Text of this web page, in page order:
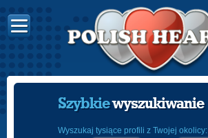
Szybkiewyszukiwanie
Wyszukaj tysiące profili z Twojej okolicy: